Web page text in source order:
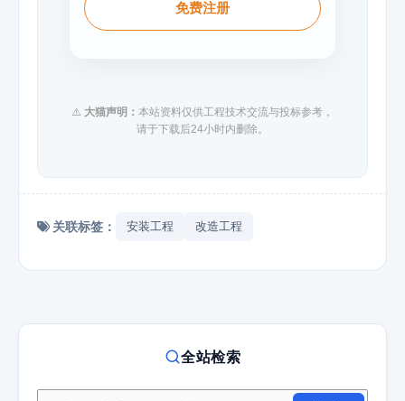
免费注册
⚠️ 大猫声明： 本站资料仅供工程技术交流与投标参考，
请于下载后24小时内删除。
关联标签： 安装工程 改造工程
全站检索